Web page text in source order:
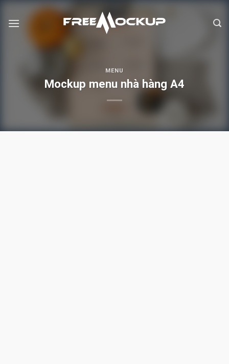
MENU
Mockup menu nhà hàng A4